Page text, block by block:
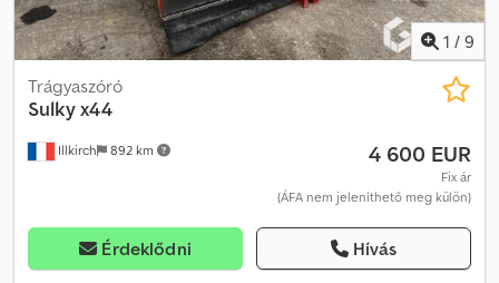
leírás eltérést tartalmazhat Kapacitás: 151 liter
1 / 9
Illkirch 892 km
Trágyaszóró
Sulkyx44
4 600 EUR
Fix ár
(ÁFA nem jeleníthető meg külön)
Érdeklődni Hívás